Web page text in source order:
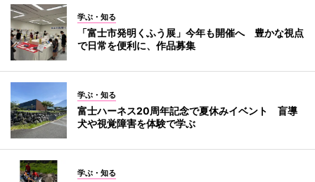
学ぶ・知る
「富士市発明くふう展」今年も開催へ 豊かな視点
で日常を便利に、作品募集
学ぶ・知る
富士ハーネス20周年記念で夏休みイベント 盲導
犬や視覚障害を体験で学ぶ
学ぶ・知る